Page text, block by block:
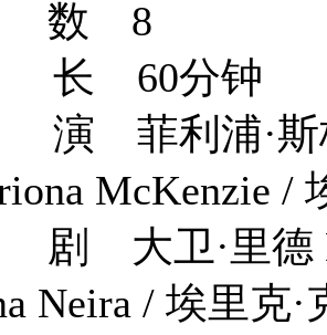
数 8
60分钟
菲利浦·斯格里
McKenzie /
大卫·里德
Neira / 埃里克